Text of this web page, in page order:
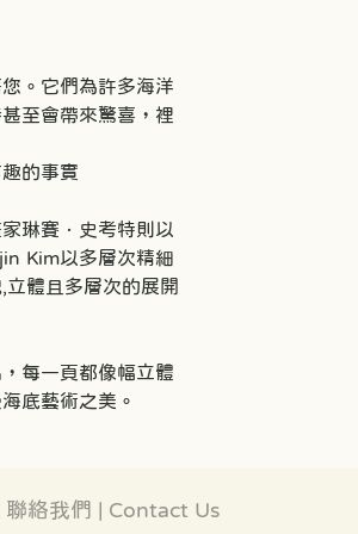
。它們為許多海洋
至會帶來驚喜，裡
的事實
琳賽．史考特則以
Kim以多層次精細
體且多層次的展開
每一頁都像幅立體
底藝術之美。
聯絡我們 | Contact Us